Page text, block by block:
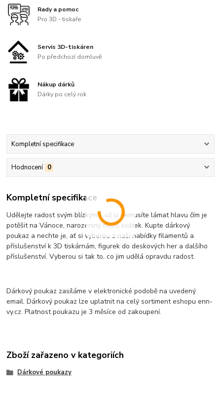
Rady a pomoc
Pro 3D - tiskaře
Servis 3D-tiskáren
Po předchozí domluvě
Nákup dárků
Dárky po celý rok
Kompletní specifikace
Hodnocení 0
Kompletní specifikace
Udělejte radost svým blízkým - už si nemusíte lámat hlavu čím je
potěšit na Vánoce, narozeniny nebo svátek. Kupte dárkový
poukaz a nechte je, ať si vyberou z naší nabídky filamentů a
příslušenství k 3D tiskárnám, figurek do deskových her a dalšího
příslušenství. Vyberou si tak to, co jim udělá opravdu radost.
Dárkový poukaz zasíláme v elektronické podobě na uvedený
email. Dárkový poukaz lze uplatnit na celý sortiment eshopu enn-
vy.cz. Platnost poukazu je 3 měsíce od zakoupení.
Zboží zařazeno v kategoriích
Dárkové poukazy